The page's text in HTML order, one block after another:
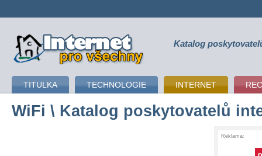
připojení k internetu Katalog
TITULKA TECHNOLOGIE INTERNET
WiFi \ Katalog poskytovatelů
Reklama: